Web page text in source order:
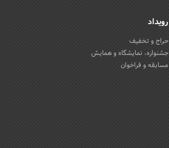
رویداد
حراج و تخفیف
جشنواره، نمایشگاه و همایش
مسابقه و فراخوان